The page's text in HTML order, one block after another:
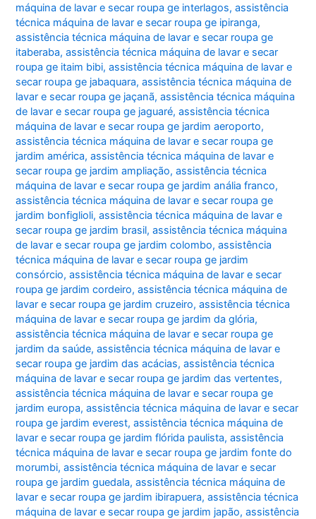
máquina de lavar e secar roupa ge interlagos,assistência
técnica máquina de lavar e secar roupa ge ipiranga,
assistência técnica máquina de lavar e secar roupa ge
itaberaba,assistência técnica máquina de lavar e secar
roupa ge itaim bibi,assistência técnica máquina de lavar e
secar roupa ge jabaquara,assistência técnica máquina de
lavar e secar roupa ge jaçanã,assistência técnica máquina
de lavar e secar roupa ge jaguaré,assistência técnica
máquina de lavar e secar roupa ge jardim aeroporto,
assistência técnica máquina de lavar e secar roupa ge
jardim américa,assistência técnica máquina de lavar e
secar roupa ge jardim ampliação,assistência técnica
máquina de lavar e secar roupa ge jardim anália franco,
assistência técnica máquina de lavar e secar roupa ge
jardim bonfiglioli,assistência técnica máquina de lavar e
secar roupa ge jardim brasil,assistência técnica máquina
de lavar e secar roupa ge jardim colombo,assistência
técnica máquina de lavar e secar roupa ge jardim
consórcio,assistência técnica máquina de lavar e secar
roupa ge jardim cordeiro,assistência técnica máquina de
lavar e secar roupa ge jardim cruzeiro,assistência técnica
máquina de lavar e secar roupa ge jardim da glória,
assistência técnica máquina de lavar e secar roupa ge
jardim da saúde,assistência técnica máquina de lavar e
secar roupa ge jardim das acácias,assistência técnica
máquina de lavar e secar roupa ge jardim das vertentes,
assistência técnica máquina de lavar e secar roupa ge
jardim europa,assistência técnica máquina de lavar e secar
roupa ge jardim everest,assistência técnica máquina de
lavar e secar roupa ge jardim flórida paulista,assistência
técnica máquina de lavar e secar roupa ge jardim fonte do
morumbi,assistência técnica máquina de lavar e secar
roupa ge jardim guedala,assistência técnica máquina de
lavar e secar roupa ge jardim ibirapuera,assistência técnica
máquina de lavar e secar roupa ge jardim japão,assistência